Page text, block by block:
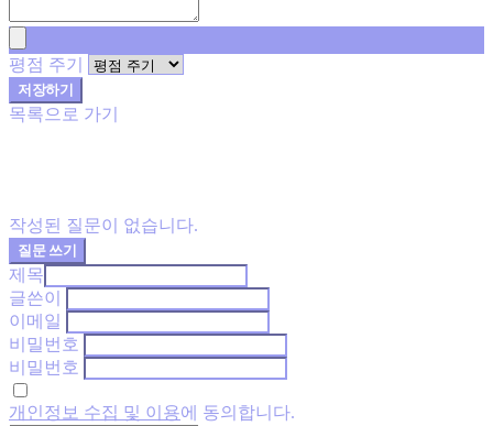
평점 주기
저장하기
목록으로 가기
작성된 질문이 없습니다.
질문 쓰기
제목
글쓴이
이메일
비밀번호
비밀번호
개인정보 수집 및 이용에 동의합니다.